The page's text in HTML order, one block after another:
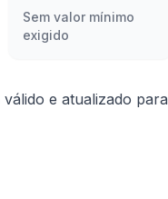
Sem valor mínimo
exigido
e atualizado para